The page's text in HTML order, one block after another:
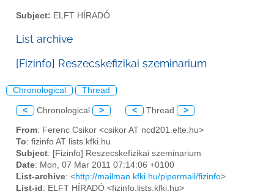
Subject: ELFT HÍRADÓ
List archive
[Fizinfo] Reszecskefizikai szeminarium
Chronological Thread
< Chronological > < Thread >
From: Ferenc Csikor <csikor AT ncd201.elte.hu>
To: fizinfo AT lists.kfki.hu
Subject: [Fizinfo] Reszecskefizikai szeminarium
Date: Mon, 07 Mar 2011 07:14:06 +0100
List-archive: <http://mailman.kfki.hu/pipermail/fizinfo>
List-id : ELFT HÍRADÓ <fizinfo.lists.kfki.hu>